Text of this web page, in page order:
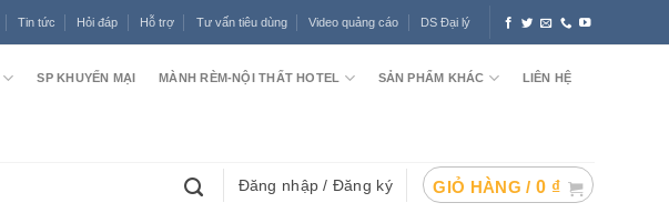
Tin tức Hỏi đáp Hỗ trợ Tư vấn tiêu dùng Video quảng cáo DS Đại lý
SP KHUYẾN MẠI MÀNH RÈM-NỘI THẤT HOTEL SẢN PHẨM KHÁC LIÊN HỆ
Đăng nhập / Đăng ký GIỎ HÀNG / 0 ₫